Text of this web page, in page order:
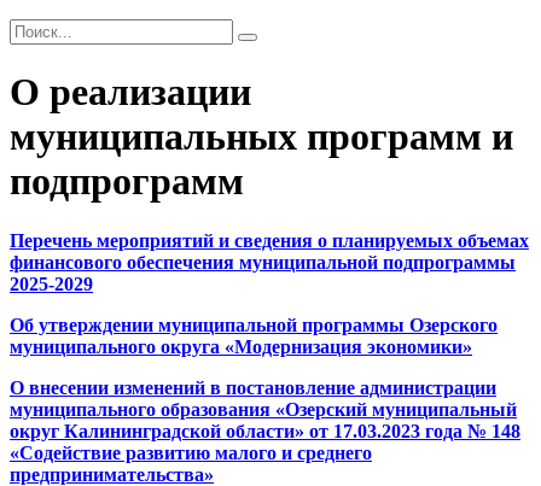
О реализации
муниципальных программ и
подпрограмм
Перечень мероприятий и сведения о планируемых объемах
финансового обеспечения муниципальной подпрограммы
2025-2029
Об утверждении муниципальной программы Озерского
муниципального округа «Модернизация экономики»
О внесении изменений в постановление администрации
муниципального образования «Озерский муниципальный
округ Калининградской области» от 17.03.2023 года № 148
«Содействие развитию малого и среднего
предпринимательства»